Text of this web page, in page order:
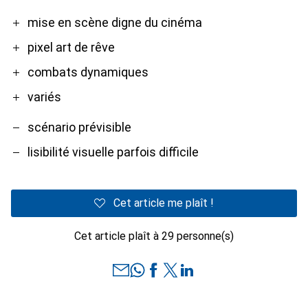
Promise en scène digne du cinéma
pixel art de rêve
combats dynamiques
variés
Contre
scénario prévisible
lisibilité visuelle parfois difficile
Cet article me plaît !
Cet article plaît à 29 personne(s)